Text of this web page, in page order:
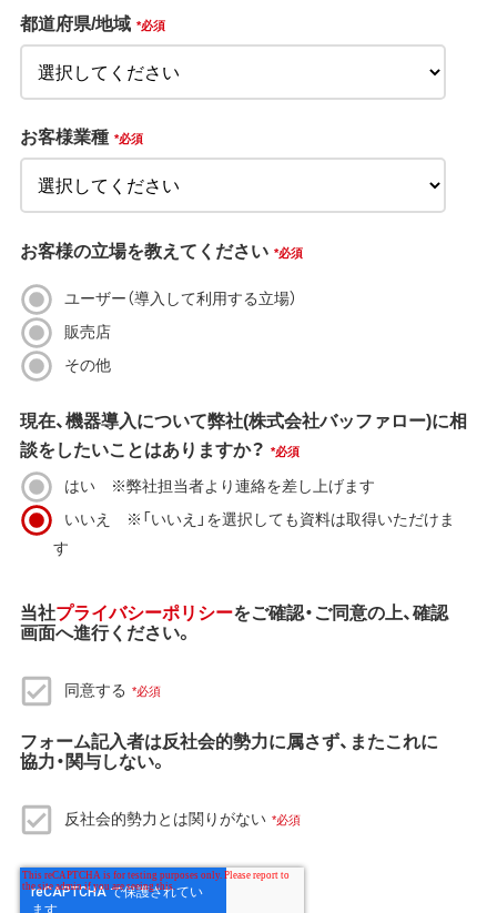
都道府県/地域 *
お客様業種 *
お客様の立場を教えてください *
ユーザー（導入して利用する立場）
販売店
その他
現在、機器導入について弊社(株式会社バッファロー)に相
談をしたいことはありますか？ *
はい ※弊社担当者より連絡を差し上げます
いいえ ※「いいえ」を選択しても資料は取得いただけま
す
当社プライバシーポリシーをご確認・ご同意の上、確認
画面へ進行ください。
同意する *
フォーム記入者は反社会的勢力に属さず、またこれに
協力・関与しない。
反社会的勢力とは関りがない *